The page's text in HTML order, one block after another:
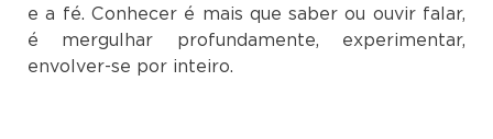
e a fé. Conhecer é mais que saber ou ouvir falar,
é mergulhar profundamente, experimentar,
envolver-se por inteiro.